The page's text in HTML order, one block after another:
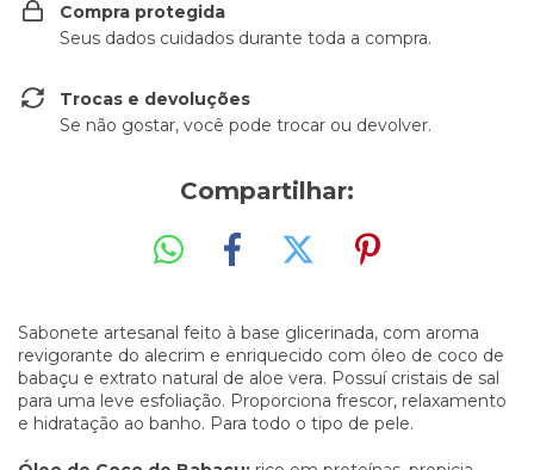
Compra protegida
Seus dados cuidados durante toda a compra.
Trocas e devoluções
Se não gostar, você pode trocar ou devolver.
Compartilhar:
Sabonete artesanal feito à base glicerinada, com aroma
revigorante do alecrim e enriquecido com óleo de coco de
babaçu e extrato natural de aloe vera. Possuí cristais de sal
para uma leve esfoliação. Proporciona frescor, relaxamento
e hidratação ao banho. Para todo o tipo de pele.